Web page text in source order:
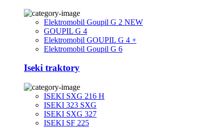
Elektromobil Goupil G 2 NEW
GOUPIL G 4
Elektromobil GOUPIL G 4 +
Elektromobil Goupil G 6
Iseki traktory
ISEKI SXG 216 H
ISEKI 323 SXG
ISEKI SXG 327
ISEKI SF 225